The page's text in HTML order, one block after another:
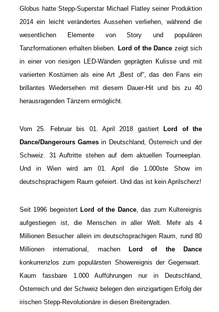
Globus hatte Stepp-Superstar Michael Flatley seiner Produktion
2014 ein leicht verändertes Aussehen verliehen, während die
wesentlichen Elemente von Story und populären
Tanzformationen erhalten blieben. Lord of the Dance zeigt sich
in einer von riesigen LED-Wänden geprägten Kulisse und mit
variierten Kostümen als eine Art „Best of“, das den Fans ein
brillantes Wiedersehen mit diesem Dauer-Hit und bis zu 40
herausragenden Tänzern ermöglicht.
Vom 25. Februar bis 01. April 2018 gastiert
Lord of the
Dance/Dangerours Games in Deutschland, Österreich und der
Schweiz. 31 Auftritte stehen auf dem aktuellen Tourneeplan.
Und in Wien wird am 01. April die 1.000ste Show im
deutschsprachigem Raum gefeiert. Und das ist kein Aprilscherz!
Seit 1996 begeistert Lord of the Dance, das zum Kultereignis
aufgestiegen ist, die Menschen in aller Welt. Mehr als 4
Millionen Besucher allein im deutschsprachigen Raum, rund 80
Millionen international, machen
Lord of the Dance
konkurrenzlos zum populärsten Showereignis der Gegenwart.
Kaum fassbare 1.000 Aufführungen nur in Deutschland,
Österreich und der Schweiz belegen den einzigartigen Erfolg der
irischen Stepp-Revolutionäre in diesen Breitengraden.